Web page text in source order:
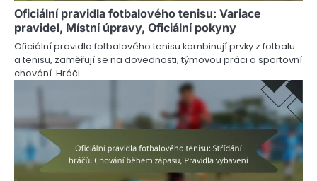
Oficiální pravidla fotbalového tenisu: Variace
pravidel, Místní úpravy, Oficiální pokyny
Oficiální pravidla fotbalového tenisu kombinují prvky z fotbalu
a tenisu, zaměřují se na dovednosti, týmovou práci a sportovní
chování. Hráči…